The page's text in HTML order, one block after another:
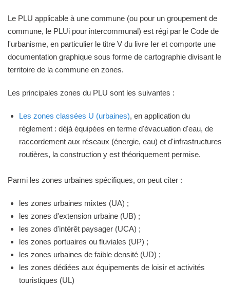
Le PLU applicable à une commune (ou pour un groupement de
commune, le PLUi pour intercommunal) est régi par le Code de
l'urbanisme, en particulier le titre V du livre Ier et comporte une
documentation graphique sous forme de cartographie divisant le
territoire de la commune en zones.
Les principales zones du PLU sont les suivantes :
Les zones classées U (urbaines), en application du
règlement : déjà équipées en terme d'évacuation d'eau, de
raccordement aux réseaux (énergie, eau) et d'infrastructures
routières, la construction y est théoriquement permise.
Parmi les zones urbaines spécifiques, on peut citer :
les zones urbaines mixtes (UA) ;
les zones d'extension urbaine (UB) ;
les zones d'intérêt paysager (UCA) ;
les zones portuaires ou fluviales (UP) ;
les zones urbaines de faible densité (UD) ;
les zones dédiées aux équipements de loisir et activités
touristiques (UL)